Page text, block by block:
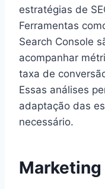
estratégias de
Ferramentas
Search Console
acompanhar
taxa de
Essas análises
adaptação das
necessário.